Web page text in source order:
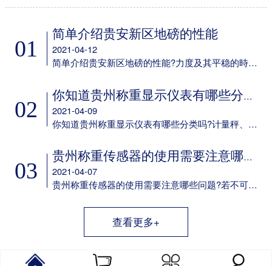
01
简单介绍贵安新区地磅的性能
2021-04-12
简单介绍贵安新区地磅的性能?力度及其平稳的時间可设定;多种多样led背光方式可挑选;可任意电池充电;具备欠压保护标示及保护设备;任意配备6V/4aH免维护保养电瓶选配RS-232通信口，串口波特率可选，通讯方式可选;选配50mA电流量环显示屏通信口。
02
你知道贵州称重显示仪表有哪些分类吗
2021-04-09
你知道贵州称重显示仪表有哪些分类吗?计量秤、定量包装机、电子吊秤、电子器件汽车衡、电子器件案秤、皮带秤、动态轨道衡称重显示仪表以及它专用型称重显示仪表。
03
贵州称重传感器的使用需要注意哪些问题
2021-04-07
贵州称重传感器的使用需要注意哪些问题?若不可以确保这一点，则应考虑到在他们中间设定障板防护之，并在箱身体安装 散热风扇。用于精确测量传感器輸出数据信号的电子电路，应尽量配备单独的供电系统变电器，而不必和交流接触器等机器设备同用同一主开关电源。
查看更多+